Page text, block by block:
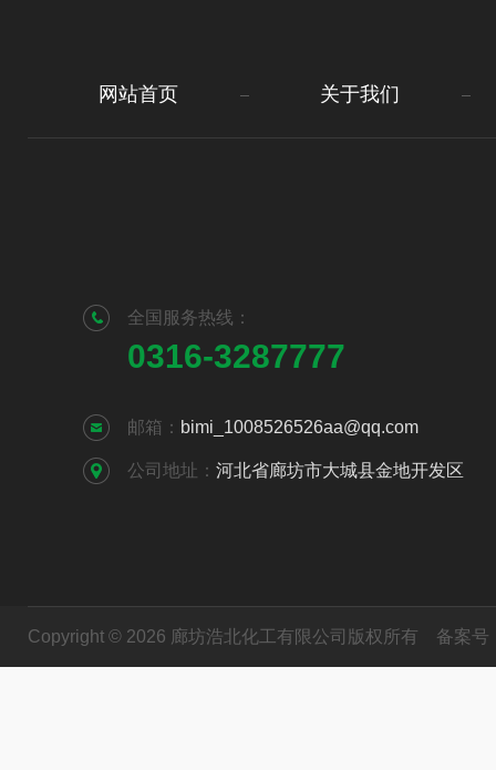
网站首页 关于我们
全国服务热线：
0316-3287777
邮箱： bimi_1008526526aa@qq.com
公司地址： 河北省廊坊市大城县金地开发区
Copyright © 2026 廊坊浩北化工有限公司版权所有 备案号